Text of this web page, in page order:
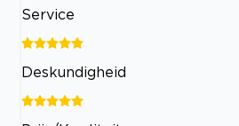
Service
Deskundigheid